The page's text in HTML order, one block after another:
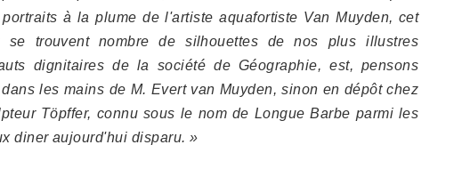
à la plume de l'artiste aquafortiste Van Muyden, cet
se trouvent nombre de silhouettes de nos plus illustres
dignitaires de la société de Géographie, est, pensons
les mains de M. Evert van Muyden, sinon en dépôt chez
Töpffer, connu sous le nom de Longue Barbe parmi les
diner aujourd'hui disparu. »